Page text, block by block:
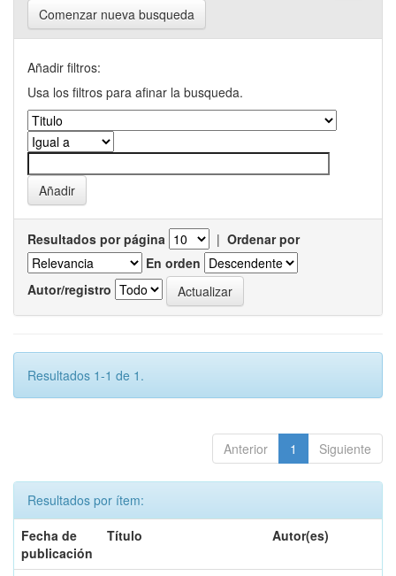
Comenzar nueva busqueda
Añadir filtros:
Usa los filtros para afinar la busqueda.
Resultados por página | Ordenar por
En orden
Autor/registro
Resultados 1-1 de 1.
Anterior 1 Siguiente
Resultados por ítem:
Fecha de
publicación
Título Autor(es)